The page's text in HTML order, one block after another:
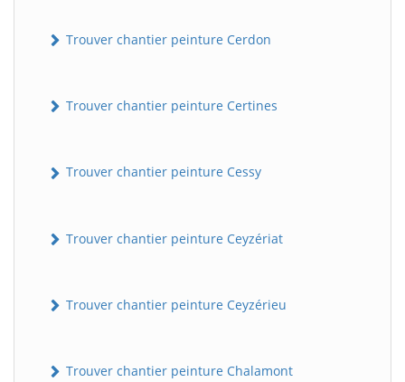
Trouver chantier peinture Cerdon
Trouver chantier peinture Certines
Trouver chantier peinture Cessy
Trouver chantier peinture Ceyzériat
Trouver chantier peinture Ceyzérieu
Trouver chantier peinture Chalamont